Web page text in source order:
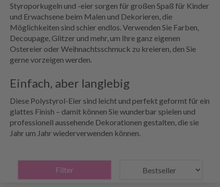
Styroporkugeln und -eier sorgen für großen Spaß für Kinder
und Erwachsene beim Malen und Dekorieren, die
Möglichkeiten sind schier endlos. Verwenden Sie Farben,
Decoupage, Glitzer und mehr, um Ihre ganz eigenen
Ostereier oder Weihnachtsschmuck zu kreieren, den Sie
gerne vorzeigen werden.
Einfach, aber langlebig
Diese Polystyrol-Eier sind leicht und perfekt geformt für ein
glattes Finish – damit können Sie wunderbar spielen und
professionell aussehende Dekorationen gestalten, die sie
Jahr um Jahr wiederverwenden können.
Filter